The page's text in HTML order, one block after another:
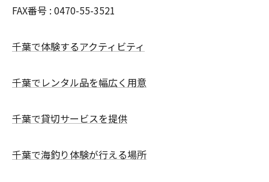
FAX番号 : 0470-55-3521
千葉で体験するアクティビティ
千葉でレンタル品を幅広く用意
千葉で貸切サービスを提供
千葉で海釣り体験が行える場所